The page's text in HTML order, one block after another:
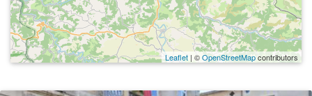
Leaflet | ©OpenStreetMapcontributors